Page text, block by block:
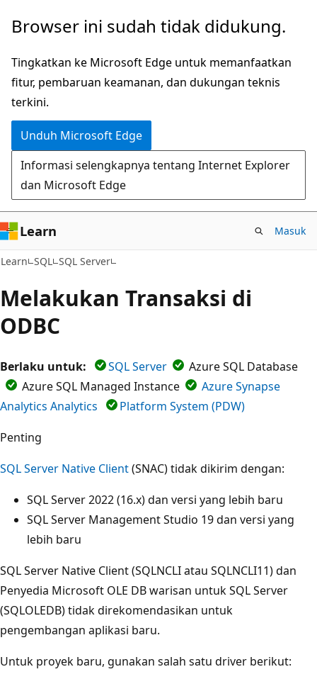
Lompati
konten
utama
Browser ini sudah tidak didukung.
Tingkatkan ke Microsoft Edge untuk memanfaatkan
fitur, pembaruan keamanan, dan dukungan teknis
terkini.
Unduh Microsoft Edge
Informasi selengkapnya tentang Internet Explorer
dan Microsoft Edge
Learn Masuk
Learn SQL SQL Server
Melakukan Transaksi di
ODBC
Berlaku untuk: SQL Server
Azure SQL Database
Azure SQL Managed Instance
Azure Synapse
Analytics Analytics
Platform System (PDW)
Penting
SQL Server Native Client(SNAC) tidak dikirim dengan:
SQL Server 2022 (16.x) dan versi yang lebih baru
SQL Server Management Studio 19 dan versi yang
lebih baru
SQL Server Native Client (SQLNCLI atau SQLNCLI11) dan
Penyedia Microsoft OLE DB warisan untuk SQL Server
(SQLOLEDB) tidak direkomendasikan untuk
pengembangan aplikasi baru.
Untuk proyek baru, gunakan salah satu driver berikut: